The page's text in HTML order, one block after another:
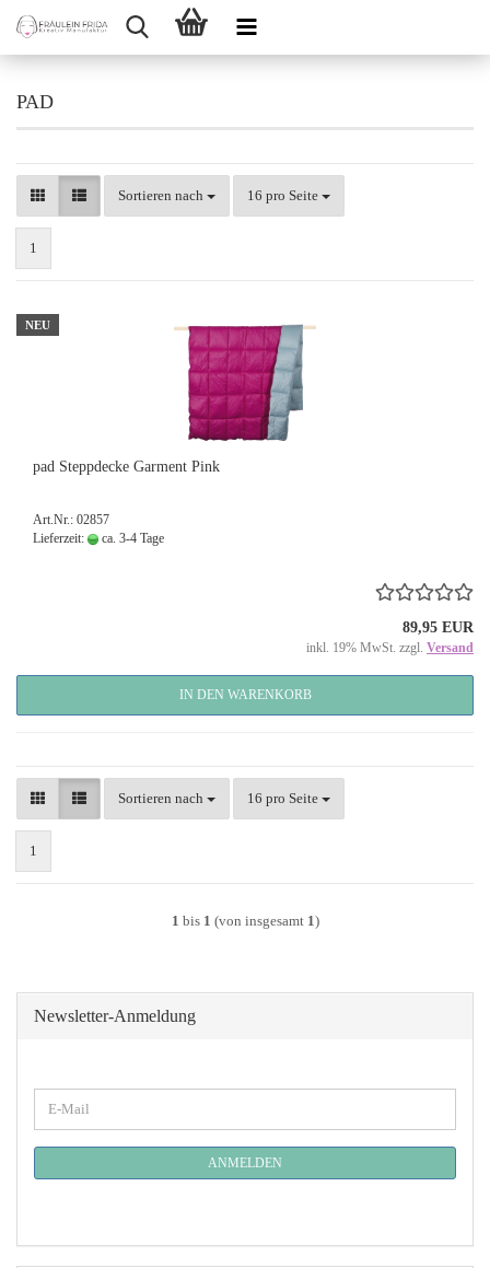
PAD
Sortieren nach
Sortieren nach 16 pro Seite
pro Seite
1
NEU
pad Steppdecke Garment Pink
Art.Nr.: 02857
Lieferzeit:
ca. 3-4 Tage
89,95 EUR
inkl. 19% MwSt. zzgl. Versand
IN DEN WARENKORB
Sortieren nach
Sortieren nach 16 pro Seite
pro Seite
1
1 bis 1 (von insgesamt 1)
Newsletter-Anmeldung
ZUR
E-
Mail
ANMELDEN